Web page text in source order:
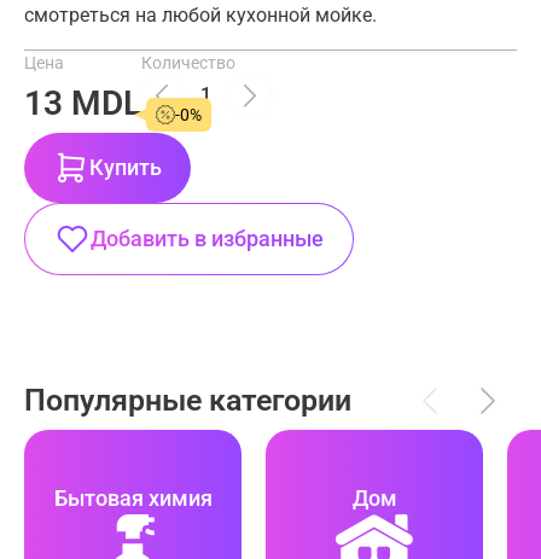
смотреться на любой кухонной мойке.
Цена
13 MDL -0%
Количество
Купить
Добавить в избранные
Популярные категории
Бытовая химия Дом